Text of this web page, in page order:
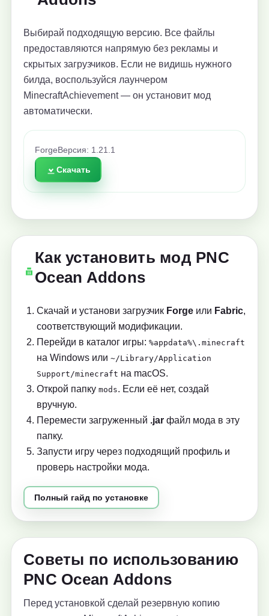
Выбирай подходящую версию. Все файлы
предоставляются напрямую без рекламы и
скрытых загрузчиков. Если не видишь нужного
билда, воспользуйся лаунчером
MinecraftAchievement — он установит мод
автоматически.
Forge Версия: 1.21.1
Скачать
Как установить мод PNC
Ocean Addons
Скачай и установи загрузчик Forge или Fabric,
соответствующий модификации.
Перейди в каталог игры: %appdata%\.minecraft
на Windows или ~/Library/Application
Support/minecraft на macOS.
Открой папку mods. Если её нет, создай
вручную.
Перемести загруженный .jar файл мода в эту
папку.
Запусти игру через подходящий профиль и
проверь настройки мода.
Полный гайд по установке
Советы по использованию
PNC Ocean Addons
Перед установкой сделай резервную копию